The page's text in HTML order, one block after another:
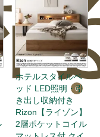
0
ホテルスタイルベ
ッド LED照明・引
き出し収納付き
Rizon【ライゾン】
2層ポケットコイル